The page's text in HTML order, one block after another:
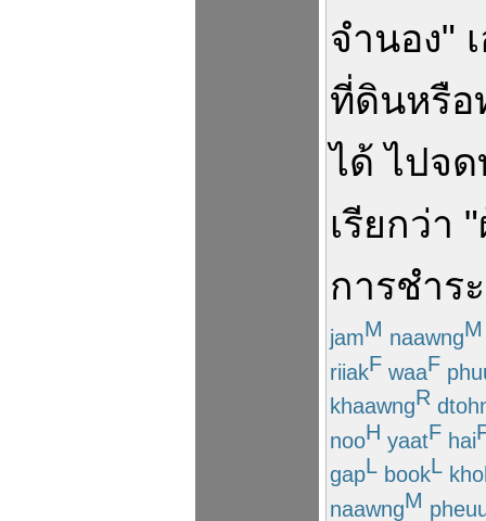
จำนอง"
ที่ดินหรือ
ได้ ไปจด
เรียกว่า "
การชำร
jamM naawngM
riiakF waaF
khaawngR
nooH yaatF hai
gapL bookL
naawngM